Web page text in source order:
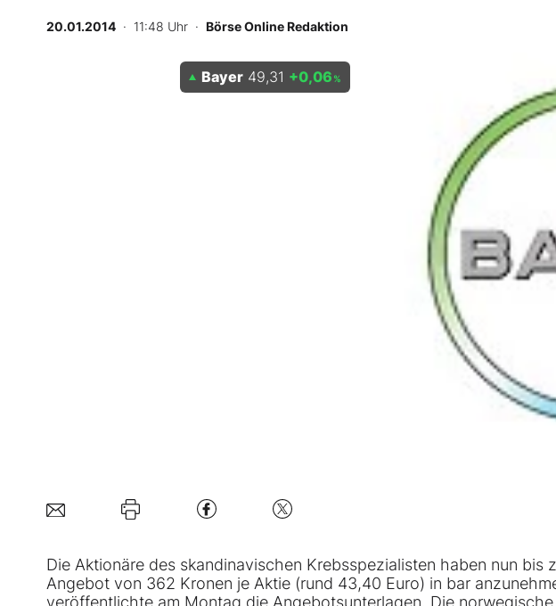
Abo & Shop
BO-Musterdepots
20.01.2014 · 11:48 Uhr · Börse Online Redaktion
Bayer 49,31 +0,06 %
Die Aktionäre des skandinavischen Krebsspezialisten haben nun bis
Angebot von 362 Kronen je Aktie (rund 43,40 Euro) in bar
veröffentlichte am Montag die Angebotsunterlagen. Die